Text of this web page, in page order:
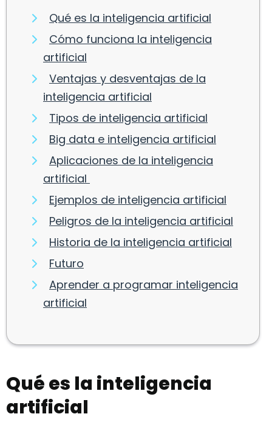
Qué es la inteligencia artificial
Cómo funciona la inteligencia
artificial
Ventajas y desventajas de la
inteligencia artificial
Tipos de inteligencia artificial
Big data e inteligencia artificial
Aplicaciones de la inteligencia
artificial
Ejemplos de inteligencia artificial
Peligros de la inteligencia artificial
Historia de la inteligencia artificial
Futuro
Aprender a programar inteligencia
artificial
Qué es la inteligencia
artificial